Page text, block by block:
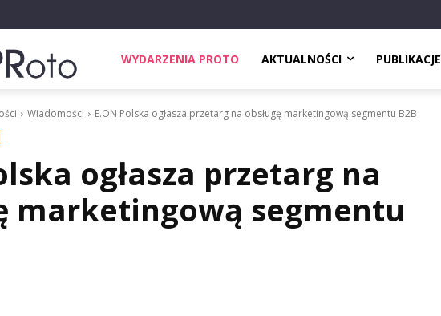
WYDARZENIA PROTO AKTUALNOŚCI PUBLIKACJE
Wiadomości E.ON Polska ogłasza przetarg na obsługę marketingową segmentu B2B
ogłasza przetarg na
marketingową segmentu